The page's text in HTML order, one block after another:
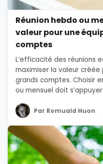
Réunion hebdo ou
valeur pour une
comptes
L’efficacité des réunions
maximiser la valeur
grands comptes. Choisir
ou mensuel doit
Par Romuald Huon